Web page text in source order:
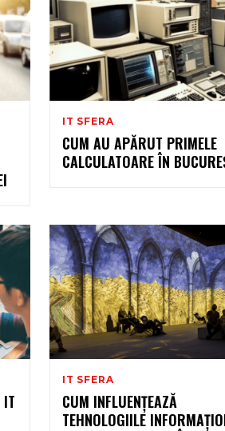
IT SFERA
CUM AU APĂRUT PRIMELE
CALCULATOARE ÎN
IT
IT SFERA
CUM INFLUENȚEAZĂ
TEHNOLOGIILE